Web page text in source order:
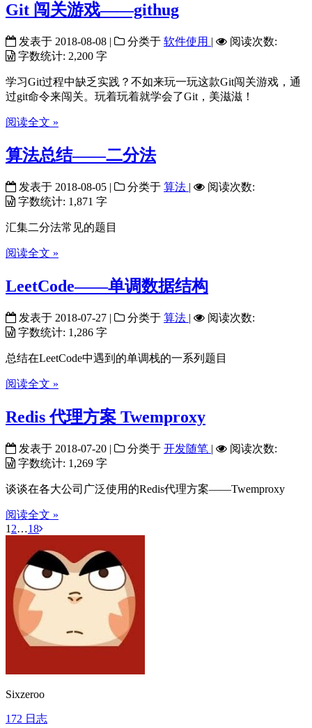
Git 闯关游戏——githug
发表于 2018-08-08 | 分类于 软件使用 |
阅读次数:
字数统计: 2,200 字
学习Git过程中缺乏实践？不如来玩一玩这款Git闯关游戏，通
过git命令来闯关。玩着玩着就学会了Git，美滋滋！
阅读全文 »
算法总结——二分法
发表于 2018-08-05 | 分类于 算法 |
阅读次数:
字数统计: 1,871 字
汇集二分法常见的题目
阅读全文 »
LeetCode——单调数据结构
发表于 2018-07-27 | 分类于 算法 |
阅读次数:
字数统计: 1,286 字
总结在LeetCode中遇到的单调栈的一系列题目
阅读全文 »
Redis 代理方案 Twemproxy
发表于 2018-07-20 | 分类于 开发随笔 |
阅读次数:
字数统计: 1,269 字
谈谈在各大公司广泛使用的Redis代理方案——Twemproxy
阅读全文 »
1 2…18
Sixzeroo
172 日志